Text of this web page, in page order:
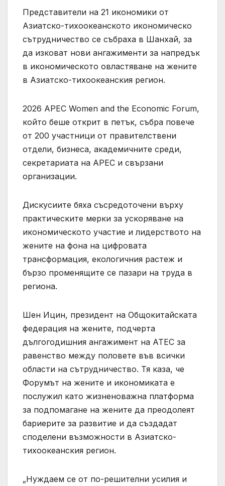
Представители на 21 икономики от
Азиатско-тихоокеанското икономическо
сътрудничество се събраха в Шанхай, за
да изковат нови ангажименти за напредък
в икономическото овластяване на жените
в Азиатско-тихоокеанския регион.
2026 APEC Women and the Economic Forum,
който беше открит в петък, събра повече
от 200 участници от правителствени
отдели, бизнеса, академичните среди,
секретариата на APEC и свързани
организации.
Дискусиите бяха съсредоточени върху
практическите мерки за ускоряване на
икономическото участие и лидерството на
жените на фона на цифровата
трансформация, екологичния растеж и
бързо променящите се пазари на труда в
региона.
Шен Ицин, президент на Общокитайската
федерация на жените, подчерта
дългогодишния ангажимент на АТЕС за
равенство между половете във всички
области на сътрудничество. Тя каза, че
Форумът на жените и икономиката е
послужил като жизненоважна платформа
за подпомагане на жените да преодолеят
бариерите за развитие и да създадат
споделени възможности в Азиатско-
тихоокеанския регион.
„Нуждаем се от по-решителни усилия и